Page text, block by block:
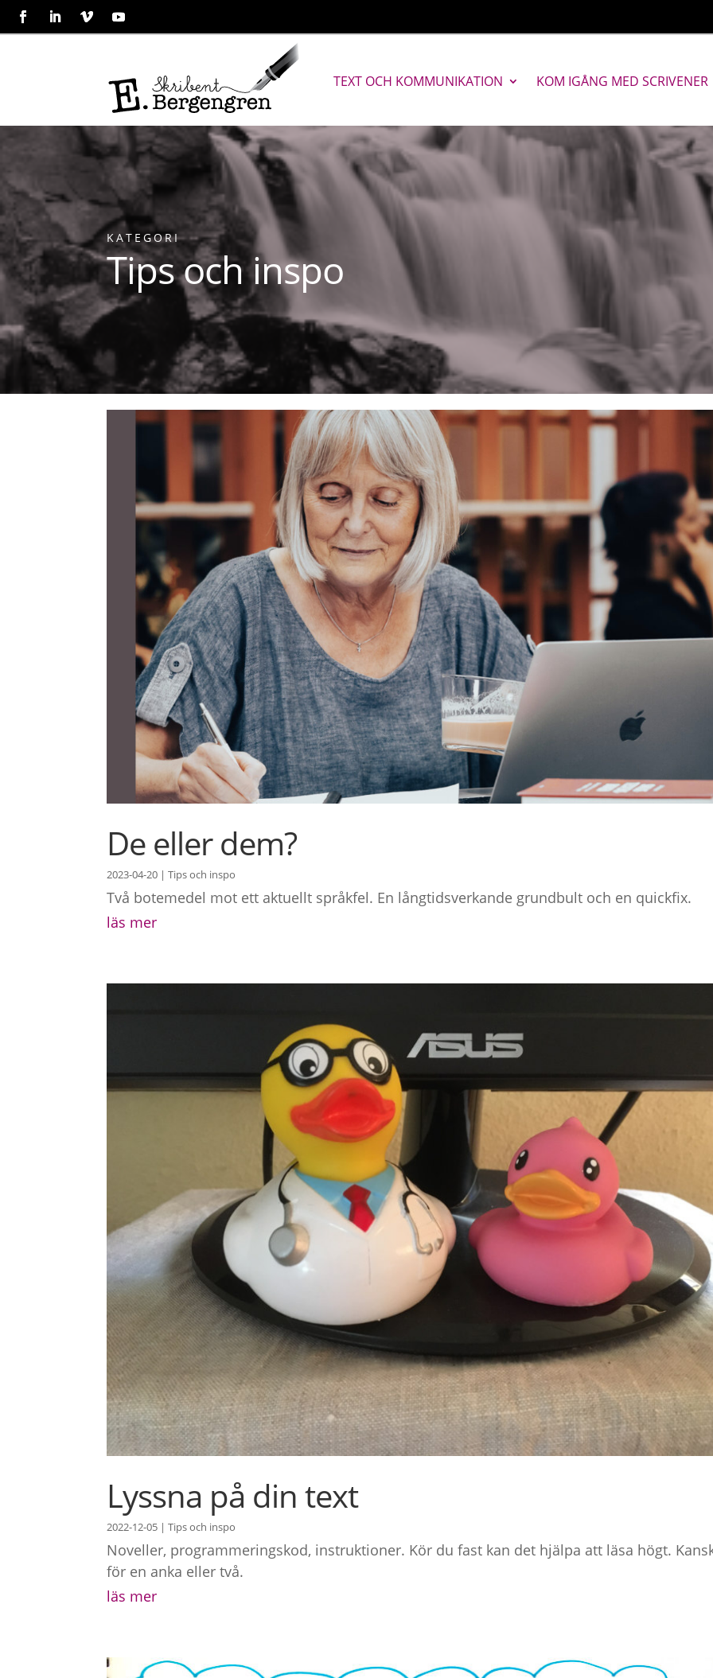
TEXT OCH KOMMUNIKATION KOM IGÅNG MED SCRIVENER
KATEGORI
Tips och inspo
De eller dem?
2023-04-20 |Tips och inspo
Två botemedel mot ett aktuellt språkfel. En långtidsverkande grundbult och en quickfix.
läs mer
Lyssna på din text
2022-12-05 |Tips och inspo
Noveller, programmeringskod, instruktioner. Kör du fast kan det hjälpa att läsa högt.
för en anka eller två.
läs mer